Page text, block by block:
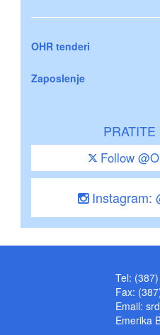
OHR tenderi
Zaposlenje
PRATITE
Follow
Instagram:
Tel:
Fax:
Email:
Emerika